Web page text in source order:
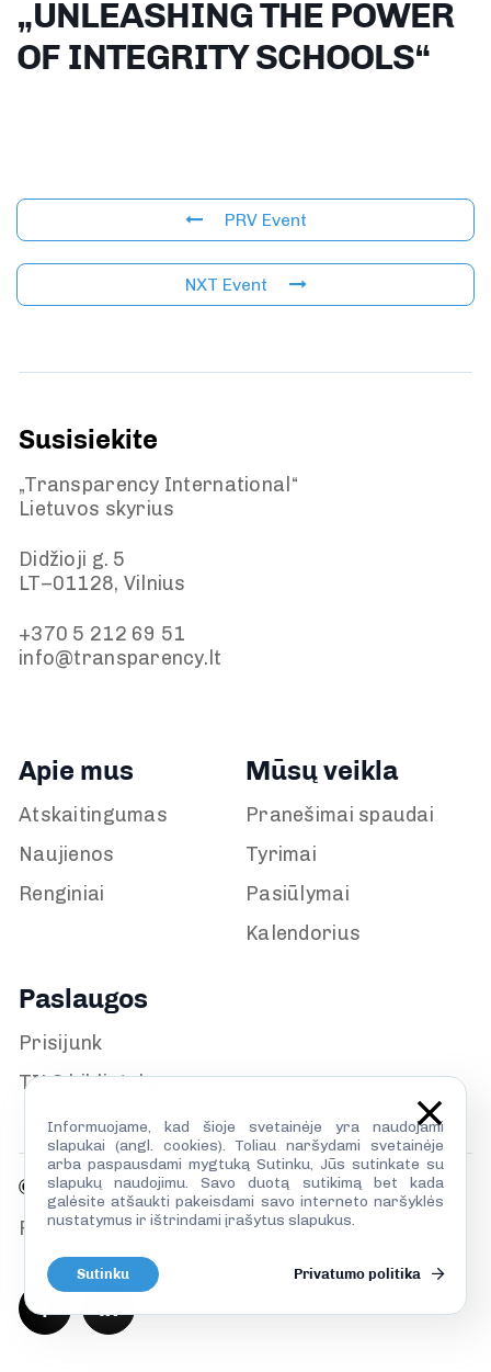
„UNLEASHING THE POWER
OF INTEGRITY SCHOOLS“
PRV Event
NXT Event
Susisiekite
„Transparency International“
Lietuvos skyrius
Didžioji g. 5
LT–01128, Vilnius
+370 5 212 69 51
info@transparency.lt
Apie mus
Atskaitingumas
Naujienos
Renginiai
Mūsų veikla
Pranešimai spaudai
Tyrimai
Pasiūlymai
Kalendorius
Paslaugos
Prisijunk
TILS biblioteka
© TILS 2026
Privatumo politika
Informuojame, kad šioje svetainėje yra naudojami
slapukai (angl. cookies). Toliau naršydami svetainėje
arba paspausdami mygtuką Sutinku, Jūs sutinkate su
slapukų naudojimu. Savo duotą sutikimą bet kada
galėsite atšaukti pakeisdami savo interneto naršyklės
nustatymus ir ištrindami įrašytus slapukus.
Sutinku Privatumo politika